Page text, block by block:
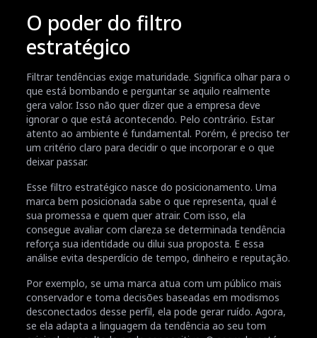
O poder do filtro
estratégico
Filtrar tendências exige maturidade. Significa olhar para o
que está bombando e perguntar se aquilo realmente
gera valor. Isso não quer dizer que a empresa deve
ignorar o que está acontecendo. Pelo contrário. Estar
atento ao ambiente é fundamental. Porém, é preciso ter
um critério claro para decidir o que incorporar e o que
deixar passar.
Esse filtro estratégico nasce do posicionamento. Uma
marca bem posicionada sabe o que representa, qual é
sua promessa e quem quer atrair. Com isso, ela
consegue avaliar com clareza se determinada tendência
reforça sua identidade ou dilui sua proposta. E essa
análise evita desperdício de tempo, dinheiro e reputação.
Por exemplo, se uma marca atua com um público mais
conservador e toma decisões baseadas em modismos
desconectados desse perfil, ela pode gerar ruído. Agora,
se ela adapta a linguagem da tendência ao seu tom